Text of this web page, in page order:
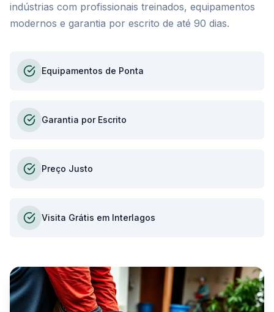
indústrias com profissionais treinados, equipamentos
modernos e garantia por escrito de até 90 dias.
Equipamentos de Ponta
Garantia por Escrito
Preço Justo
Visita Grátis em Interlagos